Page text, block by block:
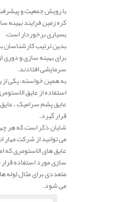
با رویش جمعیت و
کره زمین فرایند بهینه
بسیاری برخوردار است.
بدین ترتیب کارشناسان
برای بهینه سازی و دوری
سرمایشی افتادند.
به همین خواسته، یکی‌ از
استفاده از عایق
عایق پشم سرامیک ،
قرار گیرد.
شایان ذکر است که هر
می توانید از شرکت مهار
عایق های الاستومری
سازی مورد استفاده
متعددی برای مثال لوله
می شود.